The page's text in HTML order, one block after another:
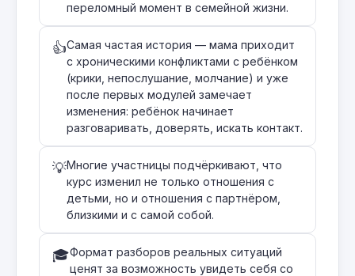
переломный момент в семейной жизни.
👍Самая частая история — мама приходит
с хроническими конфликтами с ребёнком
(крики, непослушание, молчание) и уже
после первых модулей замечает
изменения: ребёнок начинает
разговаривать, доверять, искать контакт.
💡Многие участницы подчёркивают, что
курс изменил не только отношения с
детьми, но и отношения с партнёром,
близкими и с самой собой.
🎓Формат разборов реальных ситуаций
ценят за возможность увидеть себя со